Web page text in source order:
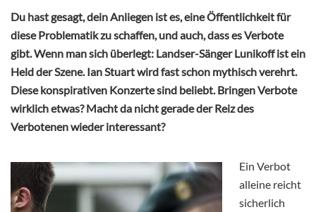
Du hast gesagt, dein Anliegen ist es, eine Öffentlichkeit für
diese Problematik zu schaffen, und auch, dass es Verbote
gibt. Wenn man sich überlegt: Landser-Sänger Lunikoff ist ein
Held der Szene. Ian Stuart wird fast schon mythisch verehrt.
Diese konspirativen Konzerte sind beliebt. Bringen Verbote
wirklich etwas? Macht da nicht gerade der Reiz des
Verbotenen wieder interessant?
Ein Verbot
alleine reicht
sicherlich